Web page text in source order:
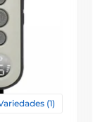
(1)